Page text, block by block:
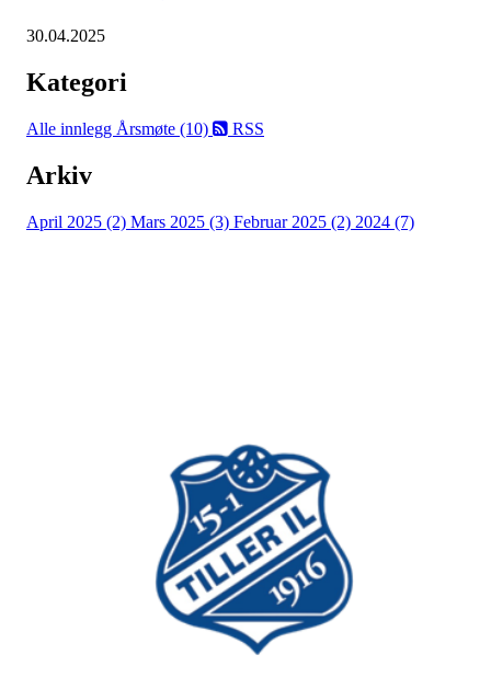
30.04.2025
Kategori
Alle innlegg Årsmøte (10) RSS
Arkiv
April 2025 (2) Mars 2025 (3) Februar 2025 (2) 2024 (7)